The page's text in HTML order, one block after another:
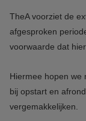
TheA voorziet de
afgesproken
voorwaarde dat
Hiermee hopen we
bij opstart en
vergemakkelijken.